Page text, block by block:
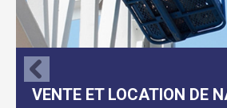
VENTE ET LOCATION DE